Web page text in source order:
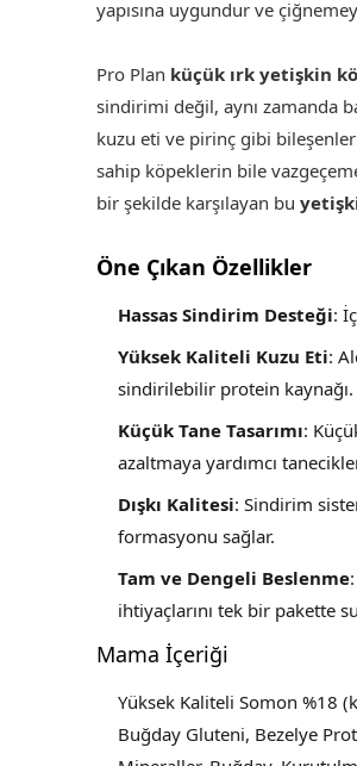
yapısına uygundur ve
Pro Plan küçük ırk yetişkin
sindirimi değil, aynı zamanda
kuzu eti ve pirinç gibi
sahip köpeklerin bile
bir şekilde karşılayan bu
Öne Çıkan Özellikler
Hassas Sindirim Desteği:
Yüksek Kaliteli Kuzu Eti:
sindirilebilir protein kaynağı.
Küçük Tane Tasarımı:
azaltmaya yardımcı
Dışkı Kalitesi: Sindirim
formasyonu sağlar.
Tam ve Dengeli Beslenme
ihtiyaçlarını tek bir pakette
Mama İçeriği
Yüksek Kaliteli Somon %18
Buğday Gluteni, Bezelye